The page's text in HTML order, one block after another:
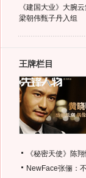
《建国大业》大腕
梁朝伟甄子丹入组
王牌栏目
《秘密天使》陈
NewFace张俪：